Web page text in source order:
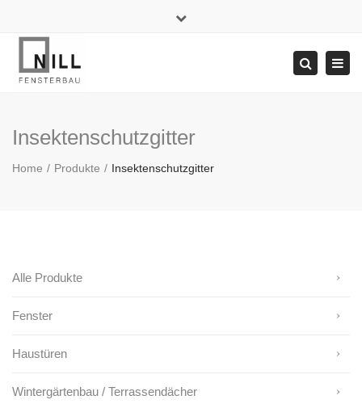
Search
Insektenschutzgitter
Home Produkte Insektenschutzgitter
Alle Produkte
Fenster
Haustüren
Wintergärtenbau / Terrassendächer